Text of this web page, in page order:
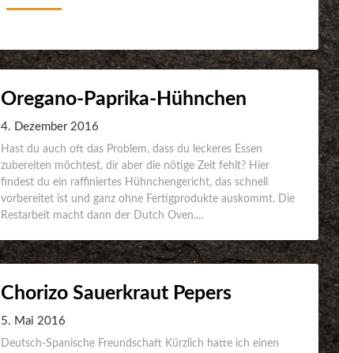
Oregano-Paprika-Hühnchen
4. Dezember 2016
Hast du auch oft das Problem, dass du leckeres Essen
zubereiten möchtest, dir aber die nötige Zeit fehlt? Hier
findest du ein raffiniertes Hühnchengericht, das schnell
vorbereitet ist und ganz ohne Fertigprodukte auskommt. Die
Restarbeit macht dann der Dutch Oven....
Chorizo Sauerkraut Pepers
5. Mai 2016
Deutsch-Spanische Freundschaft Kürzlich hatte ich einen